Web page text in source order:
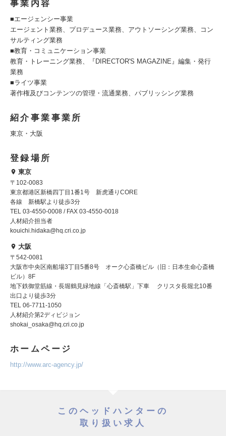
事業内容
■エージェンシー事業
エージェント業務、プロデュース業務、アウトソーシング業務、コン
サルティング業務
■教育・コミュニケーション事業
教育・トレーニング業務、『DIRECTOR'S MAGAZINE』編集・発行
業務
■ライツ事業
著作権及びコンテンツの管理・流通業務、パブリッシング業務
紹介事業事業所
東京・大阪
登録場所
東京
〒102-0083
東京都港区新橋四丁目1番1号 新虎通りCORE
各線 新橋駅より徒歩3分
TEL 03-4550-0008 / FAX 03-4550-0018
人材紹介担当者
kouichi.hidaka@hq.cri.co.jp
大阪
〒542-0081
大阪市中央区南船場3丁目5番8号 オーク心斎橋ビル（旧：日本生命心斎橋
ビル）8F
地下鉄御堂筋線・長堀鶴見緑地線「心斎橋駅」下車 クリスタ長堀北10番
出口より徒歩3分
TEL 06-7711-1050
人材紹介第2ディビジョン
shokai_osaka@hq.cri.co.jp
ホームページ
http://www.arc-agency.jp/
このヘッドハンターの
取り扱い求人